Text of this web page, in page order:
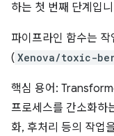
하는 첫 번째 단계입
파이프라인 함수는 작
( Xenova/toxic-
핵심 용어:
프로세스를 간소화하
화, 후처리 등의 작업